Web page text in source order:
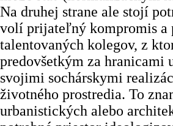
Na druhej strane ale stojí
volí prijateľný kompromis a
talentovaných kolegov, z
predovšetkým za hranicami
svojimi sochárskymi
životného prostredia. To
urbanistických alebo